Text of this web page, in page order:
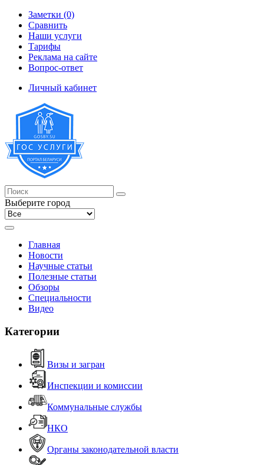
Заметки (0)
Сравнить
Наши услуги
Тарифы
Реклама на сайте
Вопрос-ответ
Личный кабинет
Выберите город
Главная
Новости
Научные статьи
Полезные статьи
Обзоры
Специальности
Видео
Категории
Визы и загран
Инспекции и комиссии
Коммунальные службы
НКО
Органы законодательной власти